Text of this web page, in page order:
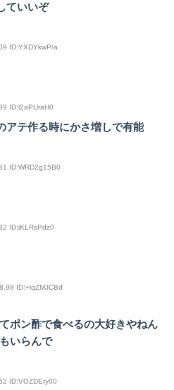
ていいぞ
ID:YXDYkwP/a
ID:l2aPUraH0
アテ作る時にかさ増しで有能
ID:WRD2g15B0
ID:iKLRsPdz0
ID:+lqZMJCBd
ポン酢で食べるの大好きやねん
いらんで
ID:VOZDEry00